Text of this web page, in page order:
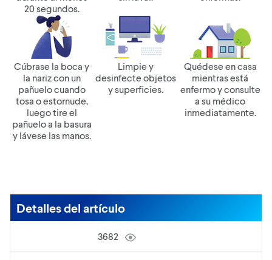
20 segundos.
Cúbrase la boca y
la nariz con un
pañuelo cuando
tosa o estornude,
luego tire el
pañuelo a la basura
y lávese las manos.
Limpie y
desinfecte objetos
y superficies.
Quédese en casa
mientras está
enfermo y consulte
a su médico
inmediatamente.
Detalles del artículo
3682